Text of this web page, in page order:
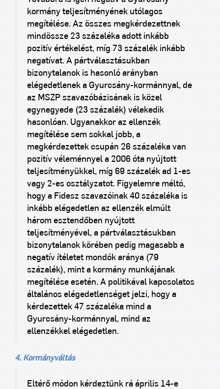
kormány teljesítményének utólagos
megítélése. Az összes megkérdezettnek
mindössze 23 százaléka adott inkább
pozitív értékelést, míg 73 százalék inkább
negatívat. A pártválasztásukban
bizonytalanok is hasonló arányban
elégedetlenek a Gyurcsány-kormánnyal, de
az MSZP szavazóbázisának is közel
egynegyede (23 százalék) vélekedik
hasonlóan. Ugyanakkor az ellenzék
megítélése sem sokkal jobb, a
megkérdezettek csupán 26 százaléka van
pozitív véleménnyel a 2006 óta nyújtott
teljesítményükkel, míg 69 százalék ad 1-es
vagy 2-es osztályzatot. Figyelemre méltó,
hogy a Fidesz szavazóinak 40 százaléka is
inkább elégedetlen az ellenzék elmúlt
három esztendőben nyújtott
teljesítményével, a pártválasztásukban
bizonytalanok körében pedig magasabb a
negatív ítéletet mondók aránya (79
százalék), mint a kormány munkájának
megítélése esetén. A politikával kapcsolatos
általános elégedetlenséget jelzi, hogy a
kérdezettek 47 százaléka mind a
Gyurcsány-kormánnyal, mind az
ellenzékkel elégedetlen.
4. Kormányváltás
Eltérő módon kérdeztünk rá április 14-e